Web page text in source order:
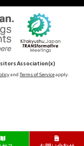
Association(x)
and Terms of Serviceapply.